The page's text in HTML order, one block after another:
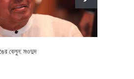
বেলুন: মওদুদ